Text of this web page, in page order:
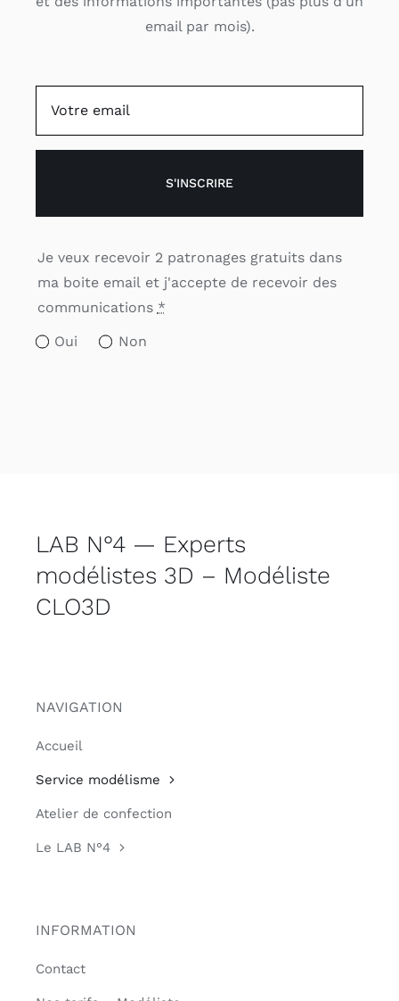
email par mois).
S'INSCRIRE
Je veux recevoir 2 patronages gratuits dans
ma boite email et j'accepte de recevoir des
communications *
Oui Non
LAB N°4 — Experts
modélistes 3D – Modéliste
CLO3D
NAVIGATION
Accueil
Service modélisme
Atelier de confection
Le LAB N°4
INFORMATION
Contact